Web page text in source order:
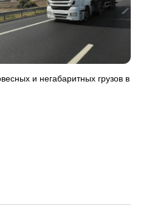
и негабаритных грузов в